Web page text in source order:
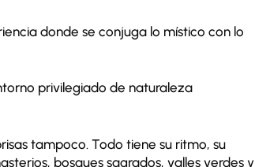
donde se conjuga lo místico con lo
privilegiado de naturaleza
tampoco. Todo tiene su ritmo, su
bosques sagrados, valles verdes y